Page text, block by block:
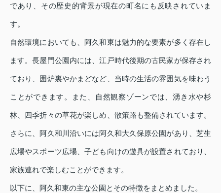
であり、その歴史的背景が現在の町名にも反映されていま
す。
自然環境においても、阿久和東は魅力的な要素が多く存在し
ます。長屋門公園内には、江戸時代後期の古民家が保存され
ており、囲炉裏やかまどなど、当時の生活の雰囲気を味わう
ことができます。また、自然観察ゾーンでは、湧き水や杉
林、四季折々の草花が楽しめ、散策路も整備されています。
さらに、阿久和川沿いには阿久和大久保原公園があり、芝生
広場やスポーツ広場、子ども向けの遊具が設置されており、
家族連れで楽しむことができます。
以下に、阿久和東の主な公園とその特徴をまとめました。